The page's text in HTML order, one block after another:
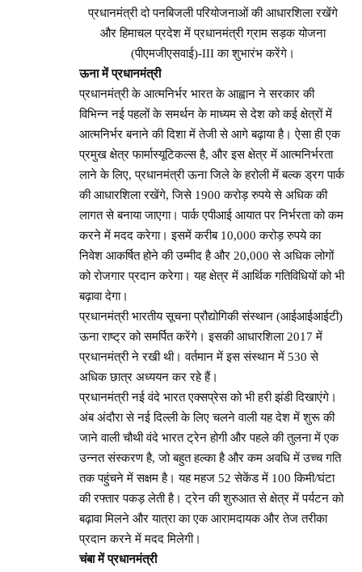
प्रधानमंत्री दो पनबिजली परियोजनाओं की आधारशिला रखेंगे
और हिमाचल प्रदेश में प्रधानमंत्री ग्राम सड़क योजना
(पीएमजीएसवाई)-III का शुभारंभ करेंगे।
ऊना में प्रधानमंत्री
प्रधानमंत्री के आत्मनिर्भर भारत के आह्वान ने सरकार की
विभिन्न नई पहलों के समर्थन के माध्यम से देश को कई क्षेत्रों में
आत्मनिर्भर बनाने की दिशा में तेजी से आगे बढ़ाया है। ऐसा ही एक
प्रमुख क्षेत्र फार्मास्यूटिकल्स है, और इस क्षेत्र में आत्मनिर्भरता
लाने के लिए, प्रधानमंत्री ऊना जिले के हरोली में बल्क ड्रग पार्क
की आधारशिला रखेंगे, जिसे 1900 करोड़ रुपये से अधिक की
लागत से बनाया जाएगा। पार्क एपीआई आयात पर निर्भरता को कम
करने में मदद करेगा। इसमें करीब 10,000 करोड़ रुपये का
निवेश आकर्षित होने की उम्मीद है और 20,000 से अधिक लोगों
को रोजगार प्रदान करेगा। यह क्षेत्र में आर्थिक गतिविधियों को भी
बढ़ावा देगा।
प्रधानमंत्री भारतीय सूचना प्रौद्योगिकी संस्थान (आईआईआईटी)
ऊना राष्ट्र को समर्पित करेंगे। इसकी आधारशिला 2017 में
प्रधानमंत्री ने रखी थी। वर्तमान में इस संस्थान में 530 से
अधिक छात्र अध्ययन कर रहे हैं।
प्रधानमंत्री नई वंदे भारत एक्सप्रेस को भी हरी झंडी दिखाएंगे।
अंब अंदौरा से नई दिल्ली के लिए चलने वाली यह देश में शुरू की
जाने वाली चौथी वंदे भारत ट्रेन होगी और पहले की तुलना में एक
उन्नत संस्करण है, जो बहुत हल्का है और कम अवधि में उच्च गति
तक पहुंचने में सक्षम है। यह महज 52 सेकेंड में 100 किमी/घंटा
की रफ्तार पकड़ लेती है। ट्रेन की शुरुआत से क्षेत्र में पर्यटन को
बढ़ावा मिलने और यात्रा का एक आरामदायक और तेज तरीका
प्रदान करने में मदद मिलेगी।
चंबा में प्रधानमंत्री